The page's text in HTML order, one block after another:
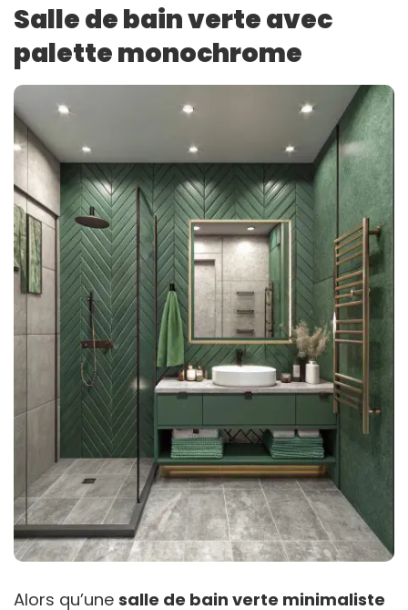
Salle de bain verte avec
palette monochrome
Alors qu’une salle de bain verte minimaliste